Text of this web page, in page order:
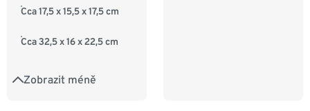
Zobrazit méně
Cca 17,5 x 15,5 x 17,5 cm
Cca 32,5 x 16 x 22,5 cm